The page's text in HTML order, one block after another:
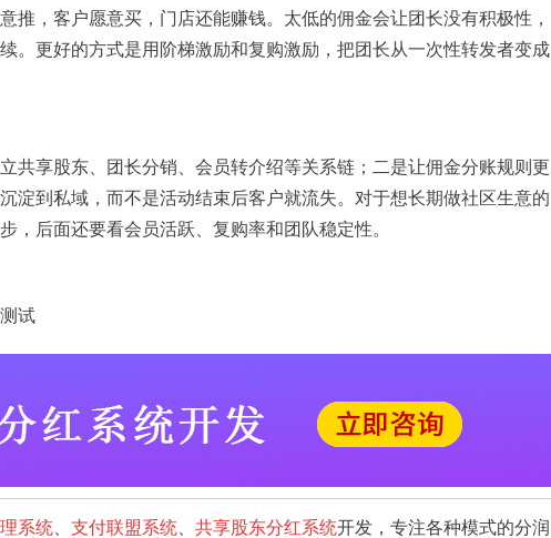
推，客户愿意买，门店还能赚钱。太低的佣金会让团长没有积极性，
。更好的方式是用阶梯激励和复购激励，把团长从一次性转发者变成
共享股东、团长分销、会员转介绍等关系链；二是让佣金分账规则更
淀到私域，而不是活动结束后客户就流失。对于想长期做社区生意的
，后面还要看会员活跃、复购率和团队稳定性。
试
系统 支付联盟系统 共享股东分红系统开发，专注各种模式的分润